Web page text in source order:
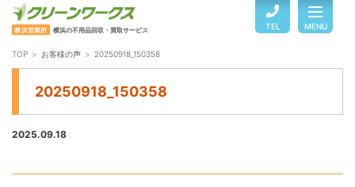
横浜営業所 横浜の不用品回収・買取サービス TEL MENU
TOP
ご利用の流れ
TOP お客様の声 20250918_150358
20250918_150358
2025.09.18